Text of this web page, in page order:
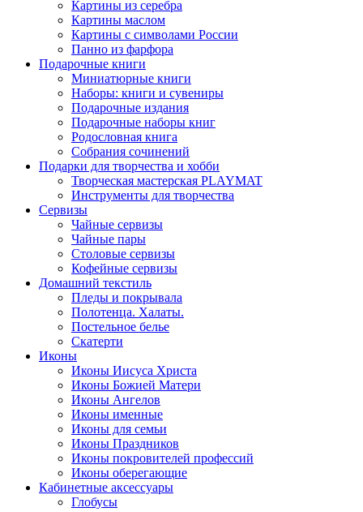
Картины из серебра
Картины маслом
Картины с символами России
Панно из фарфора
Подарочные книги
Миниатюрные книги
Наборы: книги и сувениры
Подарочные издания
Подарочные наборы книг
Родословная книга
Собрания сочинений
Подарки для творчества и хобби
Творческая мастерская PLAYMAT
Инструменты для творчества
Cервизы
Чайные сервизы
Чайные пары
Столовые сервизы
Кофейные сервизы
Домашний текстиль
Пледы и покрывала
Полотенца. Халаты.
Постельное белье
Скатерти
Иконы
Иконы Иисуса Христа
Иконы Божией Матери
Иконы Ангелов
Иконы именные
Иконы для семьи
Иконы Праздников
Иконы покровителей профессий
Иконы оберегающие
Кабинетные аксессуары
Глобусы